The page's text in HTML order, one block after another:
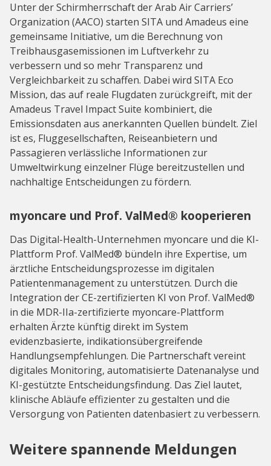
Unter der Schirmherrschaft der Arab Air Carriers’
Organization (AACO) starten SITA und Amadeus eine
gemeinsame Initiative, um die Berechnung von
Treibhausgasemissionen im Luftverkehr zu
verbessern und so mehr Transparenz und
Vergleichbarkeit zu schaffen. Dabei wird SITA Eco
Mission, das auf reale Flugdaten zurückgreift, mit der
Amadeus Travel Impact Suite kombiniert, die
Emissionsdaten aus anerkannten Quellen bündelt. Ziel
ist es, Fluggesellschaften, Reiseanbietern und
Passagieren verlässliche Informationen zur
Umweltwirkung einzelner Flüge bereitzustellen und
nachhaltige Entscheidungen zu fördern.
myoncare und Prof. ValMed® kooperieren
Das Digital-Health-Unternehmen myoncare und die KI-
Plattform Prof. ValMed® bündeln ihre Expertise, um
ärztliche Entscheidungsprozesse im digitalen
Patientenmanagement zu unterstützen. Durch die
Integration der CE-zertifizierten KI von Prof. ValMed®
in die MDR-IIa-zertifizierte myoncare-Plattform
erhalten Ärzte künftig direkt im System
evidenzbasierte, indikationsübergreifende
Handlungsempfehlungen. Die Partnerschaft vereint
digitales Monitoring, automatisierte Datenanalyse und
KI-gestützte Entscheidungsfindung. Das Ziel lautet,
klinische Abläufe effizienter zu gestalten und die
Versorgung von Patienten datenbasiert zu verbessern.
Weitere spannende Meldungen